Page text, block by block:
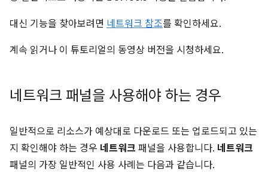
대신 기능을 찾아보려면 네트워크 참조를 확인하세요.
계속 읽거나 이 튜토리얼의 동영상 버전을 시청하세요.
네트워크 패널을 사용해야 하는 경우
일반적으로 리소스가 예상대로 다운로드 또는 업로드되고 있는
지 확인해야 하는 경우 네트워크 패널을 사용합니다. 네트워크
패널의 가장 일반적인 사용 사례는 다음과 같습니다.